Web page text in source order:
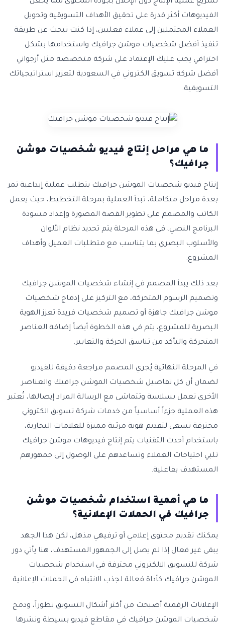
الفيديوهات أكثر قدرة على تحقيق الأهداف التسويقية وتحويل
العملاء المحتملين إلى عملاء فعليين، إذا كنت تبحث عن طريقة
تنفيذ أفضل شخصيات موشن جرافيك واستخدامها بشكل
احترافي يجب عليك الإعتماد على شركة متخصصة مثل أرجواني
أفضل شركة تسويق الكتروني في السعودية لتعزيز استراتيجياتك
التسويقية.
ما هي مراحل إنتاج فيديو شخصيات موشن
جرافيك؟
إنتاج فيديو شخصيات الموشن جرافيك يتطلب عملية إبداعية تمر
بعدة مراحل متكاملة، تبدأ العملية بمرحلة التخطيط، حيث يعمل
الكاتب والمصمم على تطوير القصة المصورة وإعداد مسودة
البرنامج النصي، في هذه المرحلة يتم تحديد نظام الألوان
والأسلوب البصري بما يتناسب مع متطلبات العميل وأهداف
المشروع.
بعد ذلك يبدأ المصمم في إنشاء شخصيات الموشن جرافيك
وتصميم الرسوم المتحركة، مع التركيز على إدماج شخصيات
موشن جرافيك جاهزة أو تصميم شخصيات فريدة تعزز الهوية
البصرية للمشروع، يتم في هذه الخطوة أيضاً إضافة العناصر
المتحركة والتأكد من تناسق الحركة والتعابير.
في المرحلة النهائية يُجري المصمم مراجعة دقيقة للفيديو
لضمان أن كل تفاصيل شخصيات الموشن جرافيك والعناصر
الأخرى تعمل بسلاسة وتتماشى مع الرسالة المراد إيصالها، تُعتبر
هذه العملية جزءاً أساسياً من خدمات شركة تسويق الكتروني
محترفة تسعى لتقديم هوية مرئية مميزة للعلامات التجارية،
باستخدام أحدث التقنيات يتم إنتاج فيديوهات موشن جرافيك
تلبي احتياجات العملاء وتساعدهم على الوصول إلى جمهورهم
المستهدف بفاعلية.
ما هي أهمية استخدام شخصيات موشن
جرافيك في الحملات الإعلانية؟
يمكنك تقديم محتوى إعلامي أو ترفيهي مذهل، لكن هذا الجهد
يبقى غير فعال إذا لم يصل إلى الجمهور المستهدف، هنا يأتي دور
شركة للتسويق الالكتروني محترفة في استخدام شخصيات
الموشن جرافيك كأداة فعالة لجذب الانتباه في الحملات الإعلانية.
الإعلانات الرقمية أصبحت من أكثر أشكال التسويق تطوراً، ودمج
شخصيات الموشن جرافيك في مقاطع فيديو بسيطة ونشرها